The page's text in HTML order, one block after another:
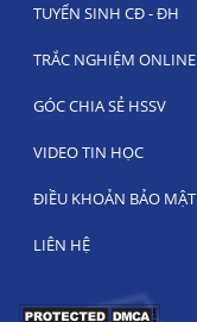
TUYỂN SINH CĐ - ĐH
TRẮC NGHIỆM ONLINE
GÓC CHIA SẺ HSSV
VIDEO TIN HỌC
ĐIỀU KHOẢN BẢO MẬT
LIÊN HỆ